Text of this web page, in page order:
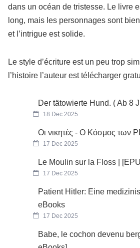
dans un océan de tristesse. Le livre
long, mais les personnages sont
et l’intrigue est solide.
Le style d’écriture est un peu trop
l’histoire l’auteur est télécharger
Der tätowierte Hund. ( Ab 8
18 Dec 2025
Οι νικητές - Ο Κόσμος των
17 Dec 2025
Le Moulin sur la Floss |
17 Dec 2025
Patient Hitler: Eine
eBooks
17 Dec 2025
Babe, le cochon devenu